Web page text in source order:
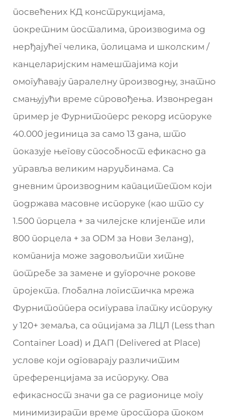
посвећених КД конструкцијама,
покретним посталима, производима од
нерђајућег челика, полицама и школским /
канцеларијским намештајима који
омогућавају паралелну производњу, знатно
смањујући време спровођења. Извонредан
пример је Фурнитоперс рекорд испоруке
40.000 јединица за само 13 дана, што
показује његову способност ефикасно да
управља великим наруџбинама. Са
дневним производним капацитетом који
подржава масовне испоруке (као што су
1.500 порцела + за чилејске клијенте или
800 порцела + за ODM за Нови Зеланд),
компанија може задовољити хитне
потребе за замене и дугорочне рокове
пројекта. Глобална логистичка мрежа
Фурнитоппера осигурава глатку испоруку
у 120+ земаља, са опцијама за ЛЦЛ (Less than
Container Load) и ДАП (Delivered at Place)
услове који одговарају различитим
преференцијама за испоруку. Ова
ефикасност значи да се радионице могу
минимизирати време простора током